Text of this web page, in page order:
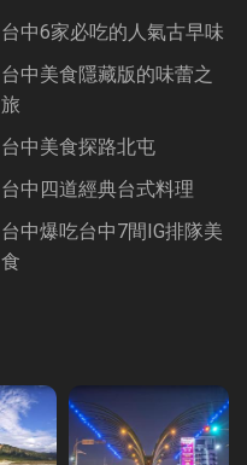
台中6家必吃的人氣古早味
台中美食隱藏版的味蕾之
旅
台中美食探路北屯
台中四道經典台式料理
台中爆吃台中7間IG排隊美
食